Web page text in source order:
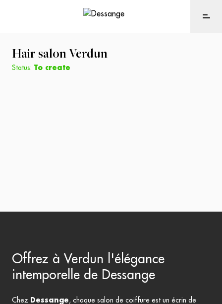
Hair salon Verdun
Status: To create
Offrez à Verdun l'élégance
intemporelle de Dessange
Chez Dessange , chaque salon de coiffure est un écrin de